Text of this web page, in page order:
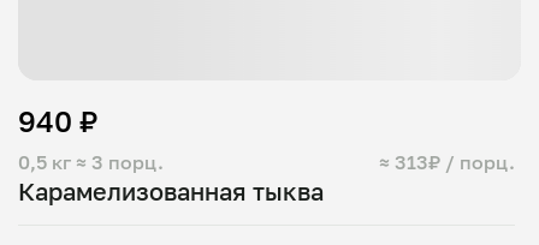
Карамелизованная тыква
0,5 кг ≈ 3 порц. ≈ 313₽ / порц.
940 ₽